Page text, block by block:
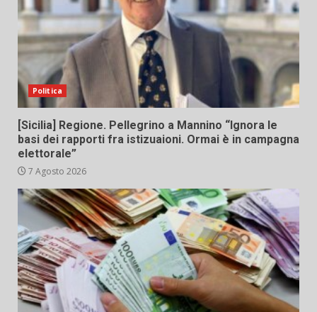
Politica
[Sicilia] Regione. Pellegrino a Mannino “Ignora le
basi dei rapporti fra istizuaioni. Ormai è in campagna
elettorale”
7 Agosto 2026